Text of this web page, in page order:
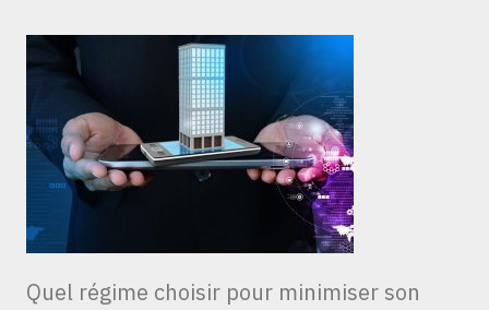
Quel régime choisir pour minimiser son